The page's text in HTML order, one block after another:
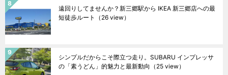
遠回りしてませんか？新三郷駅から IKEA 新三郷店への最
短徒歩ルート
（26 view）
シンプルだからこそ際立つ走り。SUBARU インプレッサ
の「素うどん」的魅力と最新動向 （25 view）